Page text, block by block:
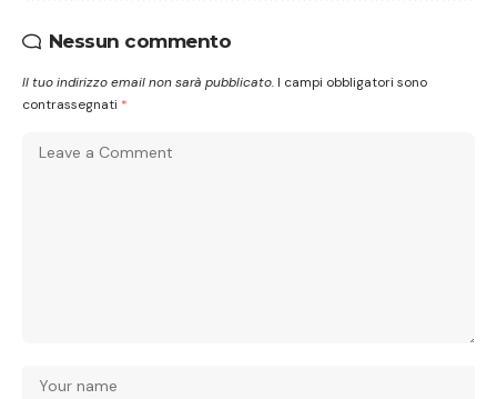
Nessun commento
Il tuo indirizzo email non sarà pubblicato. I campi obbligatori sono
contrassegnati *